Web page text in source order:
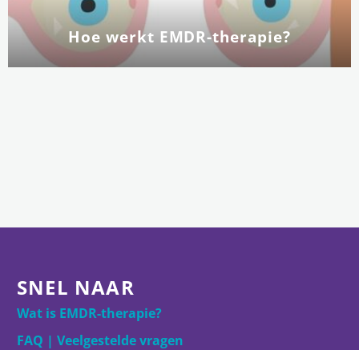
Hoe werkt EMDR-therapie?
SNEL NAAR
Wat is EMDR-therapie?
FAQ | Veelgestelde vragen